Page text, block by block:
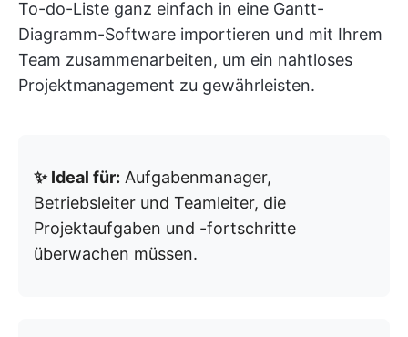
To-do-Liste ganz einfach in eine Gantt-
Diagramm-Software importieren und mit Ihrem
Team zusammenarbeiten, um ein nahtloses
Projektmanagement zu gewährleisten.
✨ Ideal für: Aufgabenmanager,
Betriebsleiter und Teamleiter, die
Projektaufgaben und -fortschritte
überwachen müssen.